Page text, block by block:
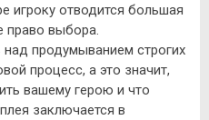
игроку отводится большая
право выбора.
над продумыванием строгих
процесс, а это значит,
вашему герою и что
заключается в